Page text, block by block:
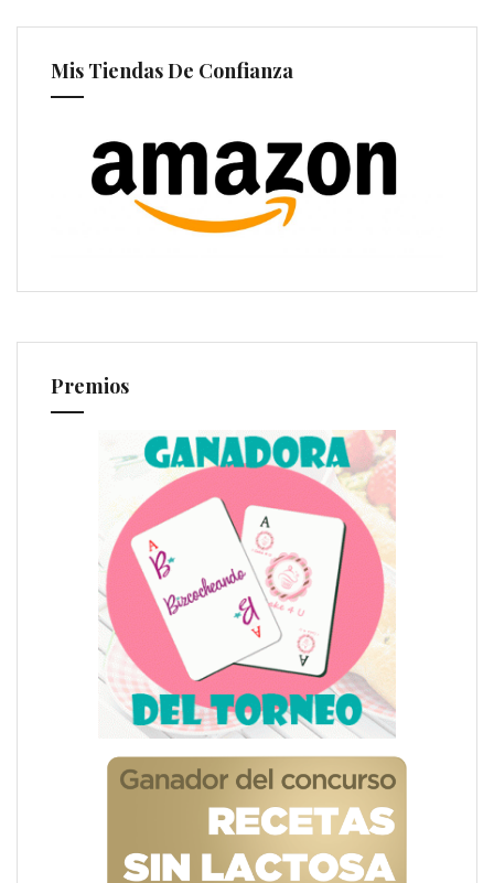
Mis Tiendas De Confianza
Premios